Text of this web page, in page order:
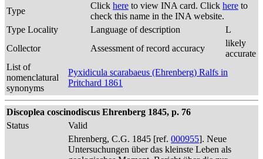
Type
Click here to view INA card. Click here to
check this name in the INA website.
Type Locality
Language of description
L
Collector
Assessment of record accuracy
likely
accurate
List of
nomenclatural
synonyms
Pyxidicula scarabaeus (Ehrenberg) Ralfs in
Pritchard 1861
Discoplea coscinodiscus Ehrenberg 1845, p. 76
Status
Valid
Ehrenberg, C.G. 1845 [ref. 000955]. Neue
Untersuchungen über das kleinste Leben als